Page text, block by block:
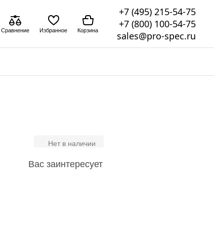
Сравнение Избранное Корзина
+7 (495) 215-54-75
+7 (800) 100-54-75
sales@pro-spec.ru
Нет в наличии
Вас заинтересует